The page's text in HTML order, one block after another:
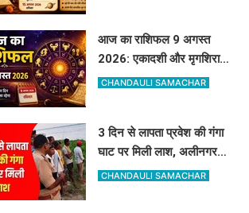
आज का राशिफल 9 अगस्त
2026: एकादशी और मृगशिरा
नक्षत्र का दुर्लभ योग, जानें कौन
CHANDAULI SAMACHAR
3 दिन से लापता प्रवेश की गंगा
घाट पर मिली लाश, अलीनगर से
गायब था 24 वर्षीय प्रवेश कुमार
CHANDAULI SAMACHAR